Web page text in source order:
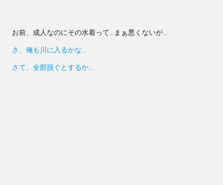
お前、成人なのにその水着って…まぁ悪くないが…
さ、俺も川に入るかな…
さて、全部脱ぐとするか….